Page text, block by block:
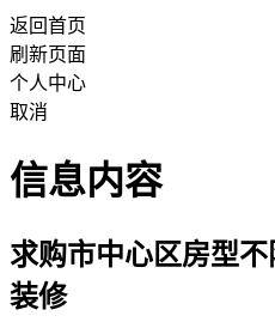
返回首页
刷新页面
个人中心
取消
信息内容
求购市中心区房型
装修